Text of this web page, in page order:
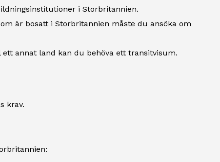
i Storbritannien.
är bosatt i Storbritannien måste du ansöka om
annat land kan du behöva ett transitvisum.
krav.